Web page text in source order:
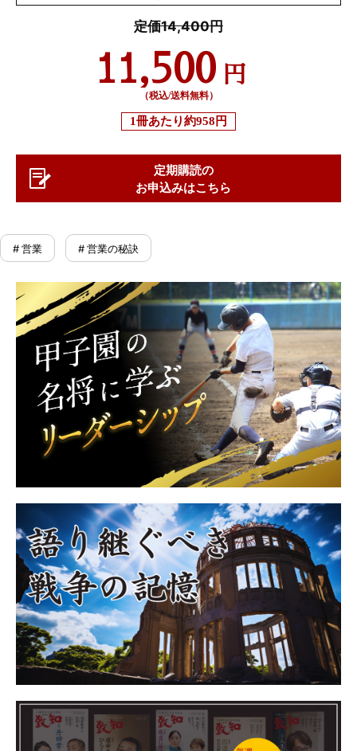
定価14,400円
11,500 円
（税込/送料無料）
1冊あたり約958円
定期購読の
お申込みはこちら
# 営業 # 営業の秘訣